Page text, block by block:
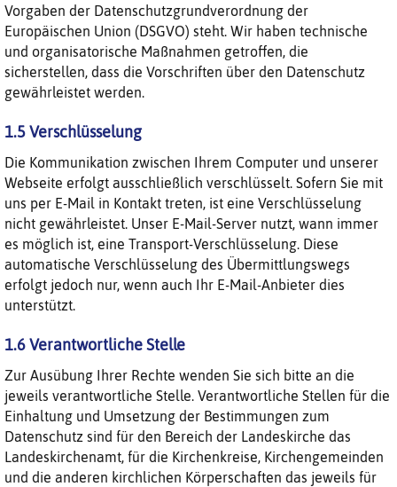
Vorgaben der Datenschutzgrundverordnung der
Europäischen Union (DSGVO) steht. Wir haben technische
und organisatorische Maßnahmen getroffen, die
sicherstellen, dass die Vorschriften über den Datenschutz
gewährleistet werden.
1.5 Verschlüsselung
Die Kommunikation zwischen Ihrem Computer und unserer
Webseite erfolgt ausschließlich verschlüsselt. Sofern Sie mit
uns per E-Mail in Kontakt treten, ist eine Verschlüsselung
nicht gewährleistet. Unser E-Mail-Server nutzt, wann immer
es möglich ist, eine Transport-Verschlüsselung. Diese
automatische Verschlüsselung des Übermittlungswegs
erfolgt jedoch nur, wenn auch Ihr E-Mail-Anbieter dies
unterstützt.
1.6 Verantwortliche Stelle
Zur Ausübung Ihrer Rechte wenden Sie sich bitte an die
jeweils verantwortliche Stelle. Verantwortliche Stellen für die
Einhaltung und Umsetzung der Bestimmungen zum
Datenschutz sind für den Bereich der Landeskirche das
Landeskirchenamt, für die Kirchenkreise, Kirchengemeinden
und die anderen kirchlichen Körperschaften das jeweils für